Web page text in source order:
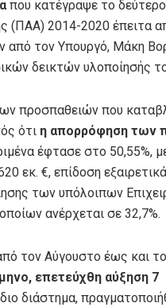
που κατέγραψε το
(ΠΑΑ) 2014-2020 έπειτα
από τον Υπουργό, Μάκη
δεικτών υλοποίησής
προσπαθειών που
ότι η απορρόφηση των
έφτασε στο 50,55%,
εκ. €, επίδοση
των υπόλοιπων
ανέρχεται σε 32,7%.
τον Αύγουστο έως και
επετεύχθη αύξηση 7
διάστημα,